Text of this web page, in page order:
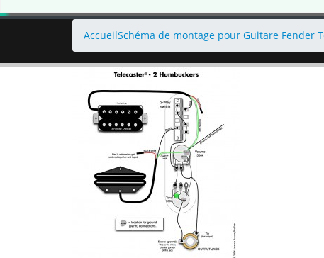
AccueilSchéma de montage pour Guitare Fender